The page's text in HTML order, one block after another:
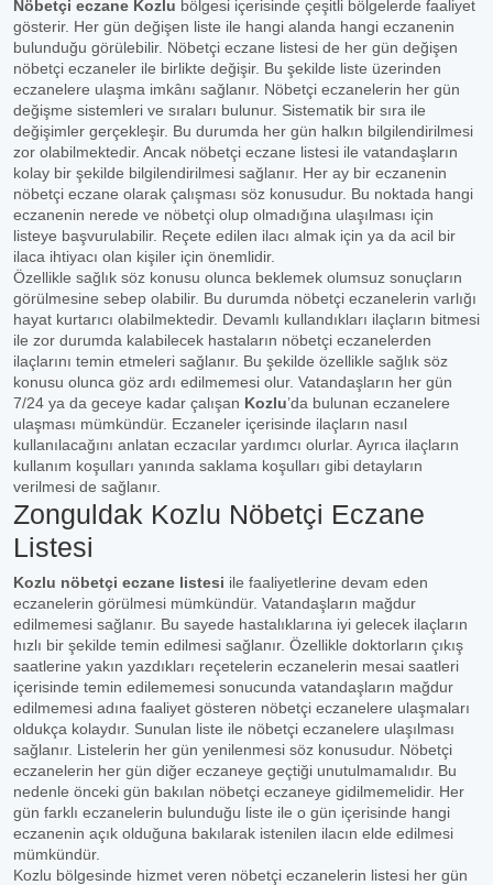
Nöbetçi eczane Kozlu bölgesi içerisinde çeşitli bölgelerde faaliyet
gösterir. Her gün değişen liste ile hangi alanda hangi eczanenin
bulunduğu görülebilir. Nöbetçi eczane listesi de her gün değişen
nöbetçi eczaneler ile birlikte değişir. Bu şekilde liste üzerinden
eczanelere ulaşma imkânı sağlanır. Nöbetçi eczanelerin her gün
değişme sistemleri ve sıraları bulunur. Sistematik bir sıra ile
değişimler gerçekleşir. Bu durumda her gün halkın bilgilendirilmesi
zor olabilmektedir. Ancak nöbetçi eczane listesi ile vatandaşların
kolay bir şekilde bilgilendirilmesi sağlanır. Her ay bir eczanenin
nöbetçi eczane olarak çalışması söz konusudur. Bu noktada hangi
eczanenin nerede ve nöbetçi olup olmadığına ulaşılması için
listeye başvurulabilir. Reçete edilen ilacı almak için ya da acil bir
ilaca ihtiyacı olan kişiler için önemlidir.
Özellikle sağlık söz konusu olunca beklemek olumsuz sonuçların
görülmesine sebep olabilir. Bu durumda nöbetçi eczanelerin varlığı
hayat kurtarıcı olabilmektedir. Devamlı kullandıkları ilaçların bitmesi
ile zor durumda kalabilecek hastaların nöbetçi eczanelerden
ilaçlarını temin etmeleri sağlanır. Bu şekilde özellikle sağlık söz
konusu olunca göz ardı edilmemesi olur. Vatandaşların her gün
7/24 ya da geceye kadar çalışan Kozlu’da bulunan eczanelere
ulaşması mümkündür. Eczaneler içerisinde ilaçların nasıl
kullanılacağını anlatan eczacılar yardımcı olurlar. Ayrıca ilaçların
kullanım koşulları yanında saklama koşulları gibi detayların
verilmesi de sağlanır.
Zonguldak Kozlu Nöbetçi Eczane
Listesi
Kozlu nöbetçi eczane listesi ile faaliyetlerine devam eden
eczanelerin görülmesi mümkündür. Vatandaşların mağdur
edilmemesi sağlanır. Bu sayede hastalıklarına iyi gelecek ilaçların
hızlı bir şekilde temin edilmesi sağlanır. Özellikle doktorların çıkış
saatlerine yakın yazdıkları reçetelerin eczanelerin mesai saatleri
içerisinde temin edilememesi sonucunda vatandaşların mağdur
edilmemesi adına faaliyet gösteren nöbetçi eczanelere ulaşmaları
oldukça kolaydır. Sunulan liste ile nöbetçi eczanelere ulaşılması
sağlanır. Listelerin her gün yenilenmesi söz konusudur. Nöbetçi
eczanelerin her gün diğer eczaneye geçtiği unutulmamalıdır. Bu
nedenle önceki gün bakılan nöbetçi eczaneye gidilmemelidir. Her
gün farklı eczanelerin bulunduğu liste ile o gün içerisinde hangi
eczanenin açık olduğuna bakılarak istenilen ilacın elde edilmesi
mümkündür.
Kozlu bölgesinde hizmet veren nöbetçi eczanelerin listesi her gün